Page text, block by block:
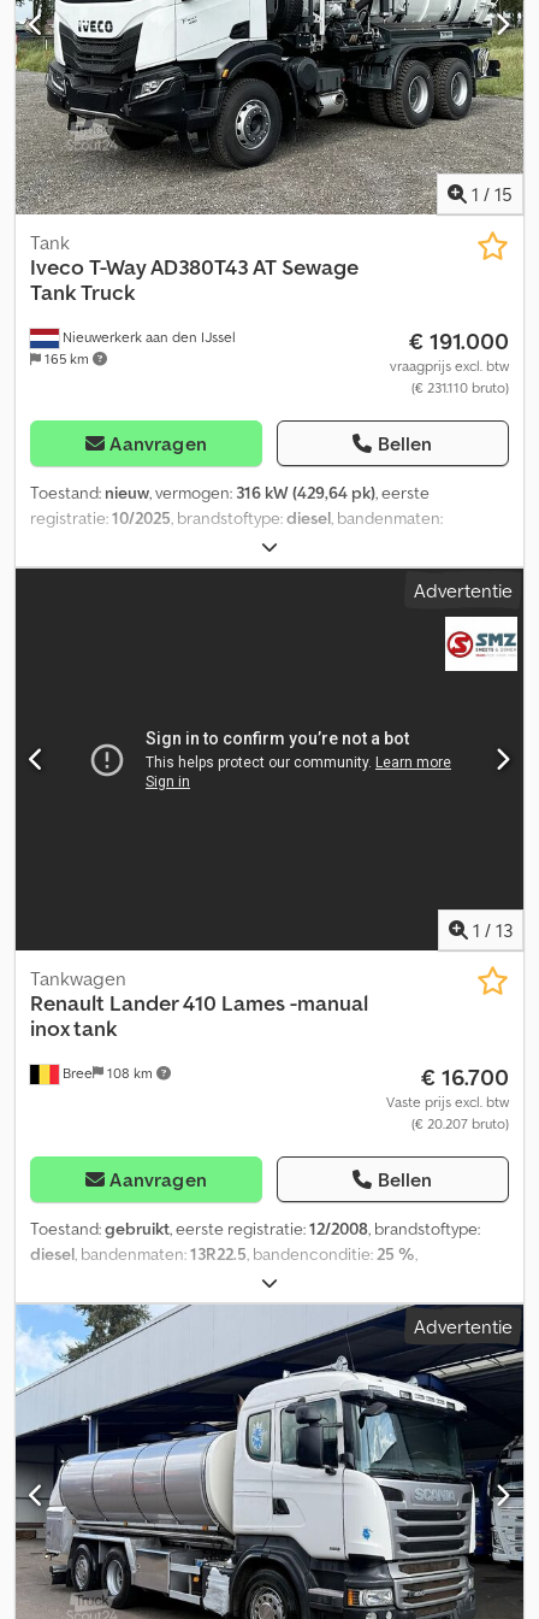
Motorinhoud: 12.800 cc Versnellingsbak Versnellingsbak: G 260-
16/11.7-0.69, handgeschakelde versnellingsbak Asconfiguratie
Bandenmaat: 14.00R20 Remmen: Trommelremmen Vering:
Bladvering Vooras: Stuurbaar Gewichten Leeggewicht: 15.000 kg
Laadvermogen: 27.000 kg Max. toegestaan totaalgewicht: 42.000
kg Functioneel Merk van de opbouw: Lindner & Fischer TA100DS
Aantal kamers: 100 Pomp: Ja Financiële informatie Dkedpezru
Dfjfx Ai Nor Prijs: Op aanvraag
1 / 15
Nieuwerkerk aan den IJssel
165 km
Tank
IvecoT-Way AD380T43 AT Sewage
Tank Truck
€ 191.000
vraagprijs excl. btw
(€ 231.110 bruto)
Aanvragen Bellen
Toestand: nieuw, vermogen: 316 kW (429,64 pk), eerste
registratie:10/2025, brandstoftype:diesel, bandenmaten:
6x4, wielbasis:
diesel, brandstoftankcapaciteit:290 l, kleur:wit,
, totale
, totale hoogte:3.900
informatie Aantal cilinders: 6 Motorinhoud: 12.882 cc
Versnellingsbak Versnellingsbak: ZF16TX2240TO, automatisch
Asconfiguratie Bandenmaat: 315/80R22.5 Remmen:
Advertentie
1 / 13
Bree 108 km
Tankwagen
Renault Lander 410 Lames -manual
inox tank
€ 16.700
Vaste prijs excl. btw
(€ 20.207 bruto)
Aanvragen Bellen
Toestand:gebruikt, eerste registratie:12/2008, brandstoftype:
diesel, bandenmaten:13R22.5, bandenconditie:25 %,
3.800 mm
remmen:retarder, soort overbrenging:mechanisch, aantal
versnellingen:16, emissieklasse: , ophanging:staal, totale
lengte:7.600 mm , totale hoogte:3.200 mm, laadruimte lengte:
4.400 mm
, laadruimtebreedte:2.000 mm, laadruimtehoogte:
1.800 mm, Bouwjaar: 2008 , Uitrusting:airconditioning, retarder
Aanvullende opties en accessoires = - Digitale tachograaf - Kleine
cabine - RadioCD - Zonneklep = Meer informatie = Bandenmaat:
13R22.5 Bandenprofiel: 25% Vering: bladvering Vooras:
Meesturend Ledig gewicht: 10.299 kg Dodpfxozq I Dij Ai Nekr
Laadvermogen: 8.701 kg GVW: 19.000 kg Chassis: staal Kipbak: inox
= Bedrijfsinformatie = Gelieve bij aanvragen steeds het
voorraadnummer te vermelden (8 cijfers) Kopen bij Smz-Smeets &
Zonen : - Sinds 1976 actief : betrouwbaar bedrijf/verkoop van 1700
Advertentie